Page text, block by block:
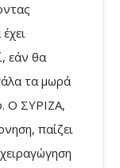
εάν θα
τα μωρά
Ο ΣΥΡΙΖΑ,
παίζει